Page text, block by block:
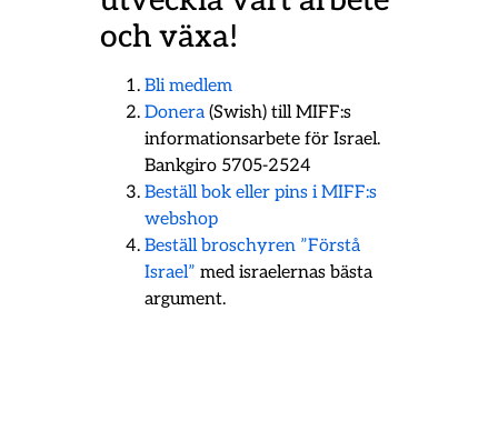
och växa!
Bli medlem
Donera(Swish) till MIFF:s
informationsarbete för Israel.
Bankgiro 5705-2524
Beställ bok eller pins i MIFF:s
webshop
Beställ broschyren ”Förstå
Israel” med israelernas bästa
argument.